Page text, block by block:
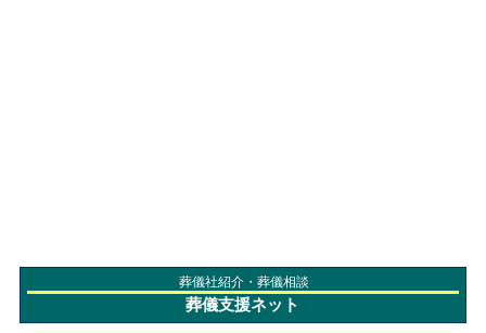
葬儀社紹介・葬儀相談
葬儀支援ネット